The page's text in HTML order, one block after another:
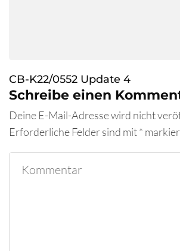
CB-K22/0552 Update 4
Schreibe einen
Deine E-Mail-Adresse wird nicht
Erforderliche Felder sind mit*